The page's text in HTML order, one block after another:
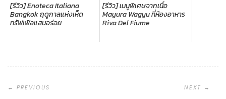
[รีวิว] Enoteca Italiana
Bangkok ฤดูกาลแห่งเห็ด
ทรัฟเฟิลแสนอร่อย
[รีวิว] เมนูพิเศษจากเนื้อ
Mayura Wagyu ที่ห้องอาหาร
Riva Del Fiume
Navigation